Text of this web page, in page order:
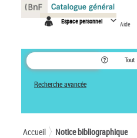
Espace personnel Aide
Tout
Recherche avancée
Accueil Notice bibliographique
Panneau de gestion des cookies